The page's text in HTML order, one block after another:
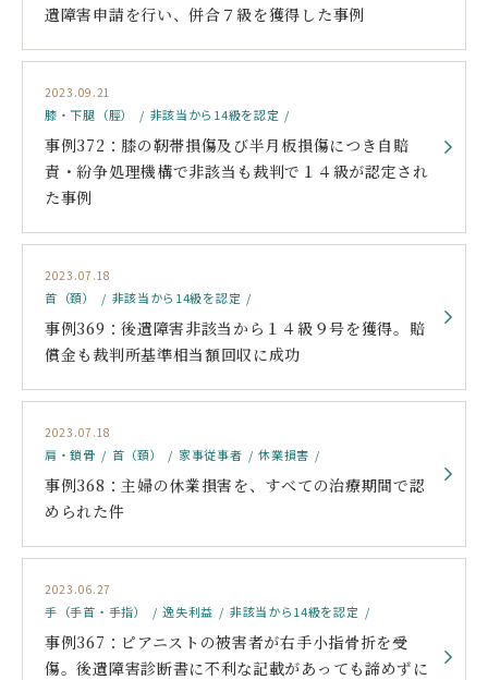
遺障害申請を行い、併合７級を獲得した事例
2023.09.21
膝・下腿（脛） 非該当から14級を認定
事例372：膝の靭帯損傷及び半月板損傷につき自賠
責・紛争処理機構で非該当も裁判で１４級が認定され
た事例
2023.07.18
首（頚） 非該当から14級を認定
事例369：後遺障害非該当から１４級９号を獲得。賠
償金も裁判所基準相当額回収に成功
2023.07.18
肩・鎖骨 首（頚） 家事従事者 休業損害
事例368：主婦の休業損害を、すべての治療期間で認
められた件
2023.06.27
手（手首・手指） 逸失利益 非該当から14級を認定
事例367：ピアニストの被害者が右手小指骨折を受
傷。後遺障害診断書に不利な記載があっても諦めずに